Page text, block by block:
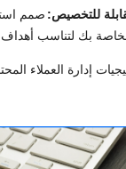
للتخصيص: صمم
إدارة العملاء